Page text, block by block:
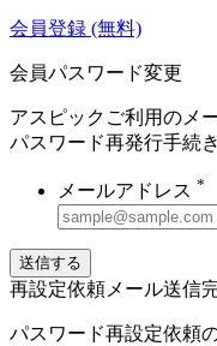
会員登録 (無料)
会員パスワード変更
アスピックご利用のメ
パスワード再発行手続
メールアドレス *
送信する
再設定依頼メール送信
パスワード再設定依頼